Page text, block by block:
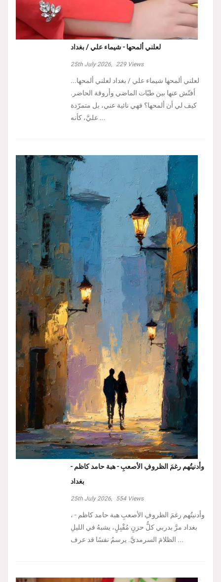
لعلني ألمحها - شيماء علي / بغداد
25th July 2026, 229Views
لعلني ألمحها شيماء علي / بغداد لعلني ألمحها...
أفتّش عنها بين طيّات الماضي وأروقة الحاضر.
كيف لي أن ألمحها؟ فهي نائية عني، بل متمرّدة
عليَّ، كأنه ...
وأدنيتُهم رغمَ الظروفِ الأصعبِ - هبة حامد كاظم -
بغداد
25th July 2026, 554Views
، وأدنيتُهم رغمَ الظروفِ الأصعبِ هبة حامد كاظم -
بغداد مرَّ بدربي كلُّ حزنٍ مُقْبِلٍ، يشبهُ في الليلِ
الظلامَ السرمديَّ. يرسمُ نفسًا قد عرف ...